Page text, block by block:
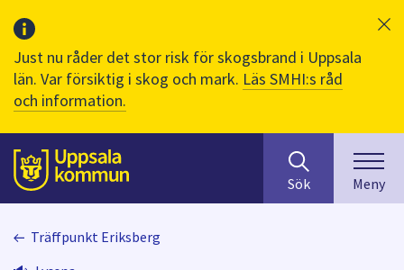
Just nu råder det stor risk för skogsbrand i Uppsala
län. Var försiktig i skog och mark. Läs SMHI:s råd
och information.
Till sidans
huvudinnehåll
efter
innehåll
på
Sök Meny
Träffpunkt Eriksberg